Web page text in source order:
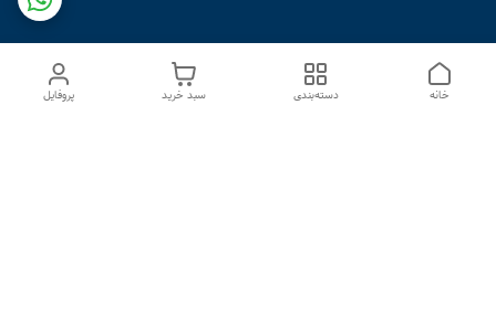
پروفایل سبد خرید دسته‌بندی خانه